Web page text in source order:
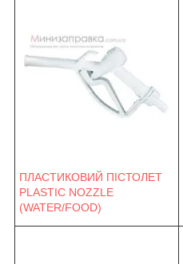
ПЛАСТИКОВИЙ ПІСТОЛЕТ
PLASTIC NOZZLE
(WATER/FOOD)